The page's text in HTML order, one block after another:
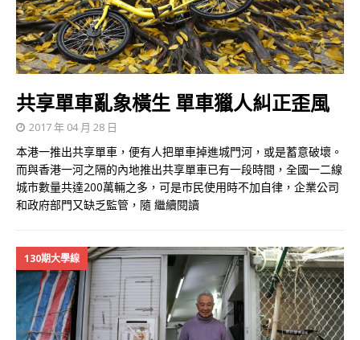
共享單車亂象橫生 單車獵人糾正歪風
2017 年 04 月 28 日
本港一推出共享單車，便有人把單車掉進城門河，或是蓄意破壞。
而與香港一河之隔的內地推出共享單車已有一段時間，全國一二線
城市數量共達200萬輛之多，可是市民使用時不加自律，企業公司
和政府部門又缺乏監管，隨 繼續閱讀
130期大學線